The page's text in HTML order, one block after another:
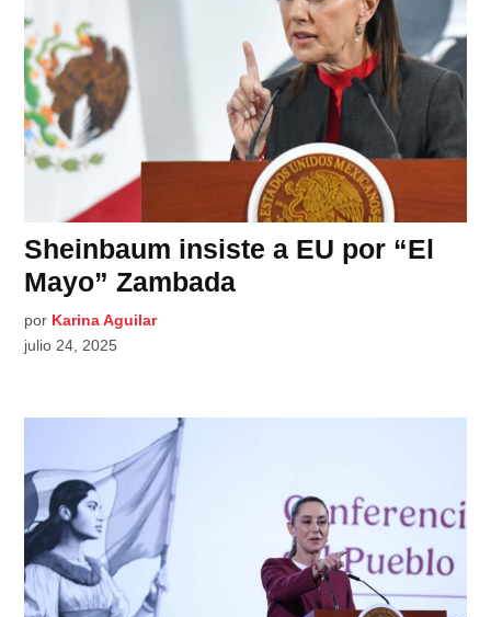
Sheinbaum insiste a EU por “El
Mayo” Zambada
por Karina Aguilar
julio 24, 2025